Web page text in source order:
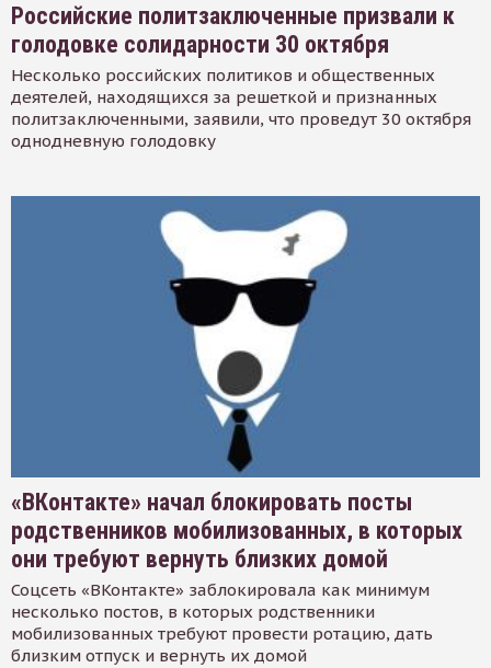
Российские политзаключенные призвали к
голодовке солидарности 30 октября
Несколько российских политиков и общественных
деятелей, находящихся за решеткой и признанных
политзаключенными, заявили, что проведут 30 октября
однодневную голодовку
«ВКонтакте» начал блокировать посты
родственников мобилизованных, в которых
они требуют вернуть близких домой
Соцсеть «ВКонтакте» заблокировала как минимум
несколько постов, в которых родственники
мобилизованных требуют провести ротацию, дать
близким отпуск и вернуть их домой